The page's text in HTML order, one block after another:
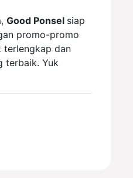
Good Ponsel siap
promo-promo
terlengkap dan
terbaik. Yuk